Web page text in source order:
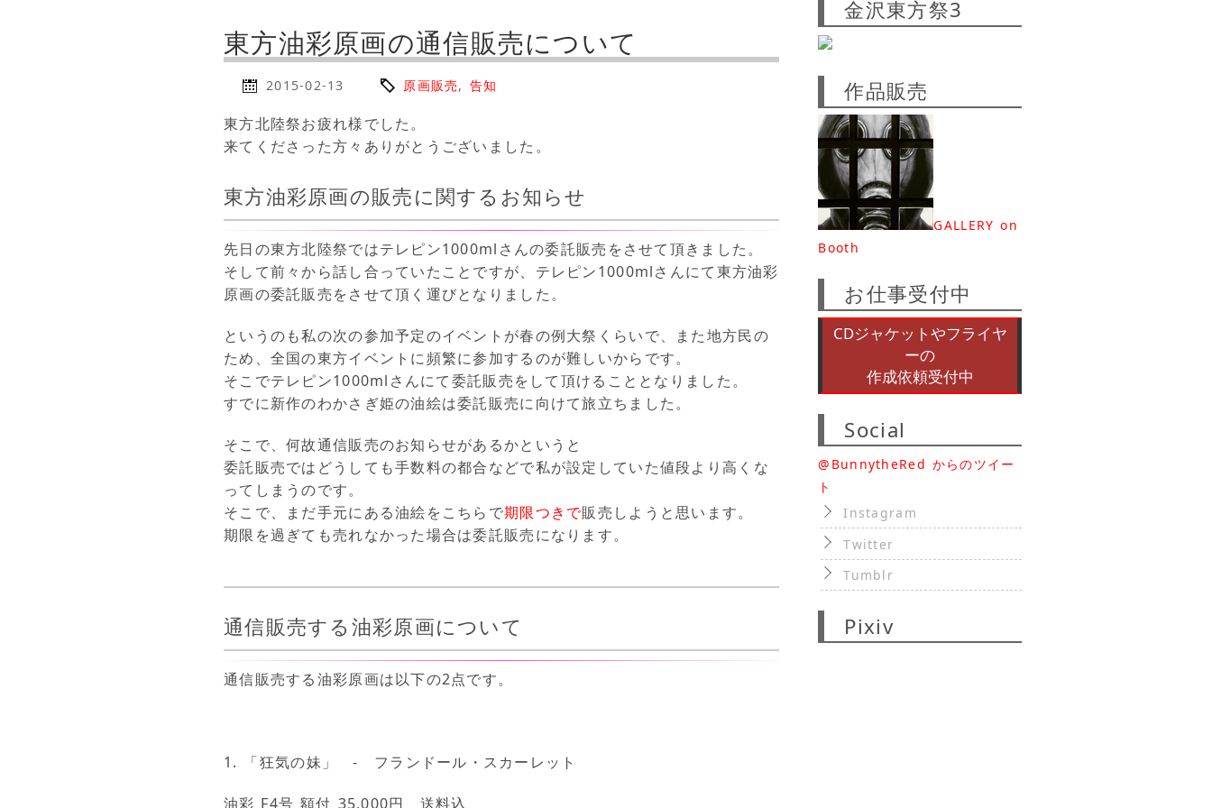
東方油彩原画の通信販売について
2015-02-13 原画販売, 告知
東方北陸祭お疲れ様でした。
来てくださった方々ありがとうございました。
東方油彩原画の販売に関するお知らせ
先日の東方北陸祭ではテレピン1000mlさんの委託販売をさせて頂きました。
そして前々から話し合っていたことですが、テレピン1000mlさんにて東方油彩
原画の委託販売をさせて頂く運びとなりました。
というのも私の次の参加予定のイベントが春の例大祭くらいで、また地方民の
ため、全国の東方イベントに頻繁に参加するのが難しいからです。
そこでテレピン1000mlさんにて委託販売をして頂けることとなりました。
すでに新作のわかさぎ姫の油絵は委託販売に向けて旅立ちました。
そこで、何故通信販売のお知らせがあるかというと
委託販売ではどうしても手数料の都合などで私が設定していた値段より高くな
ってしまうのです。
そこで、まだ手元にある油絵をこちらで期限つきで販売しようと思います。
期限を過ぎても売れなかった場合は委託販売になります。
通信販売する油彩原画について
通信販売する油彩原画は以下の2点です。
1. 「狂気の妹」 - フランドール・スカーレット
油彩 F4号 額付 35,000円 送料込
金沢東方祭3
作品販売
GALLERY on
Booth
お仕事受付中
CDジャケットやフライヤ
ーの
作成依頼受付中
Social
@BunnytheRed からのツイー
ト
Instagram
Twitter
Tumblr
Pixiv